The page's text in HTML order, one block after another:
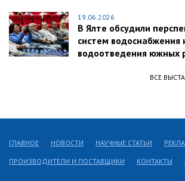
19.06.2026
В Ялте обсудили
систем водоснабжения
водоотведения южных
ВСЕ
ГЛАВНОЕ НОВОСТИ НАУЧНЫЕ СТАТЬИ
ПРОИЗВОДИТЕЛИ И ПОСТАВЩИКИ КОНТАКТЫ